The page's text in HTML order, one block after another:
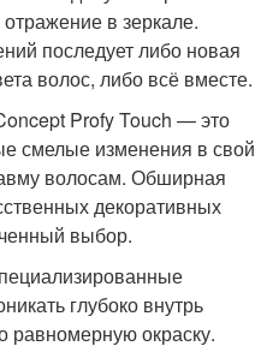
в зеркале.
последует либо новая
волос, либо всё вместе.
Profy Touch — это
смелые изменения в свой
волосам. Обширная
декоративных
выбор.
глубоко внутрь
равномерную окраску.